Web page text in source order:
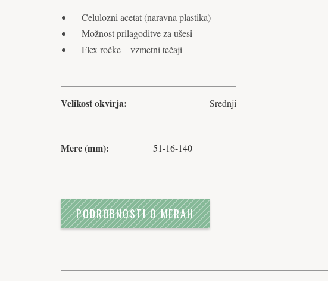
Celulozni acetat (naravna plastika)
Možnost prilagoditve za ušesi
Flex ročke – vzmetni tečaji
Velikost okvirja: Srednji
Mere (mm): 51-16-140
PODROBNOSTI O MERAH